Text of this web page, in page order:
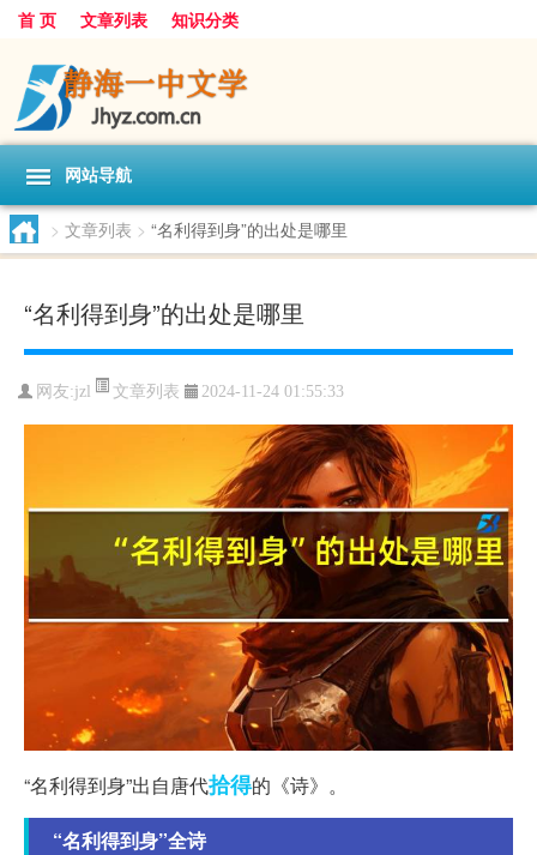
首 页 文章列表 知识分类
网站导航
> 文章列表 > “名利得到身”的出处是哪里
“名利得到身”的出处是哪里
网友:jzl 文章列表 2024-11-24 01:55:33
“名利得到身”出自唐代拾得的《诗》。
“名利得到身”全诗